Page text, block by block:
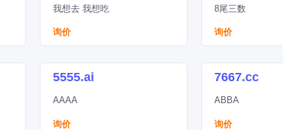
我想去 我想吃
询价
8尾三数
询价
5555.ai
AAAA
询价
7667.cc
ABBA
询价